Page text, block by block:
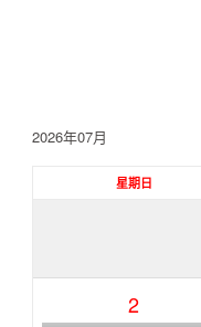
2026年07月
星期日
2